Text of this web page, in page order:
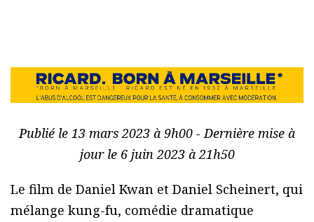
Publié le 13 mars 2023 à 9h00 - Dernière mise à
jour le 6 juin 2023 à 21h50
Le film de Daniel Kwan et Daniel Scheinert, qui
mélange kung-fu, comédie dramatique